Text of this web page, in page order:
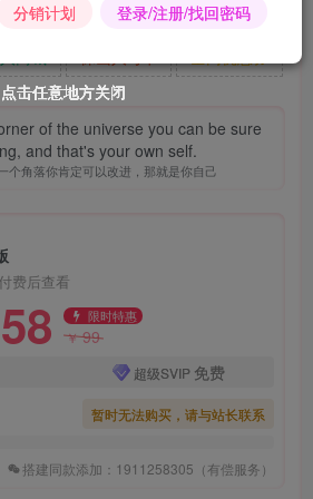
辅导 昆荣君 同款主题
of the universe you can be sure
and that's your own self.
个角落你肯定可以改进，那就是你自己
费后查看
58 限时特惠
￥99
超级SVIP 免费
暂时无法购买，请与站长联系
搭建同款添加：1911258305（有偿服务）
点击任意地方关闭
点击任意地方关闭
点击任意地方关闭
点击任意地方关闭
点击任意地方关闭
点击任意地方关闭
分销计划 登录/注册/找回密码